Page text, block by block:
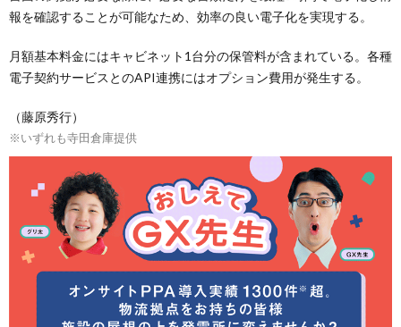
報を確認することが可能なため、効率の良い電子化を実現する。
月額基本料金にはキャビネット1台分の保管料が含まれている。各種
電子契約サービスとのAPI連携にはオプション費用が発生する。
（藤原秀行）
※いずれも寺田倉庫提供